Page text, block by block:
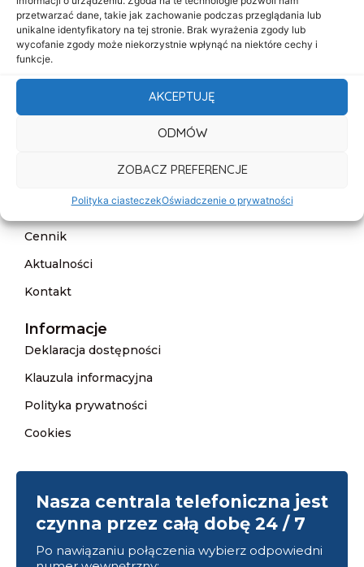
przetwarzać dane, takie jak zachowanie podczas przeglądania lub
unikalne identyfikatory na tej stronie. Brak wyrażenia zgody lub
wycofanie zgody może niekorzystnie wpłynąć na niektóre cechy i
funkcje.
AKCEPTUJĘ
ODMÓW
ZOBACZ PREFERENCJE
Polityka ciasteczekOświadczenie o prywatności
al. Marsz. Józefa Piłsudskiego 143
92-301 Łódź
biuro@dasmed.pl
Cennik
Aktualności
Kontakt
Informacje
Deklaracja dostępności
Klauzula informacyjna
Polityka prywatności
Cookies
Nasza centrala telefoniczna jest
czynna przez całą dobę 24 / 7
Po nawiązaniu połączenia wybierz odpowiedni